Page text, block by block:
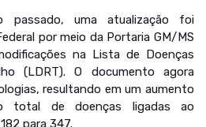
passado, uma atualização foi
por meio da Portaria GM/MS
na Lista de Doenças
(LDRT). O documento agora
resultando em um aumento
total de doenças ligadas ao
para 347.